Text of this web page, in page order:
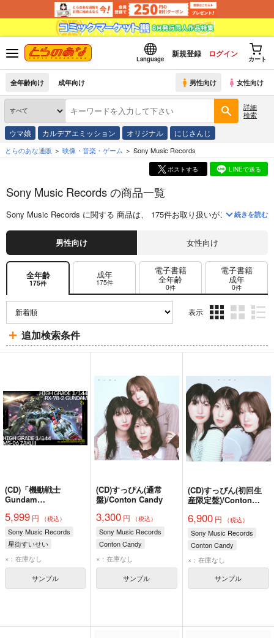
Language
新規登録 ログイン
カート
全年齢向け 成年向け 男性向け 女性向け
詳細
検索
ウマ娘 カルデアエミッション オリジナル にじさんじ
とらのあな通販 映像・音楽・ゲーム Sony Music Records
ポストする LINEで送る
Sony Music Records の商品一覧
Sony Music Records に関する 商品は、 175件お取り扱いがございます。
続きを読む
男性向け 女性向け
全年齢
175件
成年
175件
電子書籍
全年齢
0件
電子書籍
成年
0件
表示
ム
表
ム
表
ム
表
追加検索条件
(CD)「機動戦士
Gundam
ィングテーマ/挿入歌
収録 もうどうなって
もいいや(完全生産限
定盤A)/星街すいせい
5,999 円 （税込）
Sony Music Records
星街すいせい
×：在庫なし
サンプル
(CD)すっぴん(通常
盤)/Conton Candy
3,300 円 （税込）
Sony Music Records
Conton Candy
×：在庫なし
サンプル
(CD)すっぴん(初回生
産限定盤)/Conton
6,900円 （税込）
Sony Music Records
Conton Candy
×：在庫なし
サンプル